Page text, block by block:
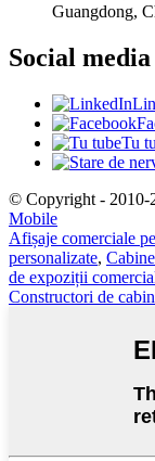
Guangdong,
Social media
Tu
© Copyright - 2010-
Mobile
Afișaje comerciale
personalizate,
de expoziții
Constructori de